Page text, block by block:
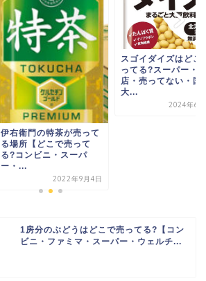
伊右衛門の特茶が売って
る場所【どこで売って
る?コンビニ・スーパ
ー・...
2022年9月4日
スゴイダイズはどこ
ってる?スーパー・
店・売ってない・国
大...
2024年6
1房分のぶどうはどこで売ってる?【コン
ビニ・ファミマ・スーパー・ウェルチ...